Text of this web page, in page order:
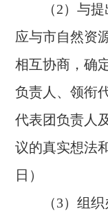
（2）与
应与市自然资
相互协商，确
负责人、领衔
代表团负责人
议的真实想法
日）
（3）组